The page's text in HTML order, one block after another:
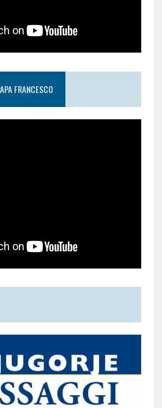
FRANCESCO